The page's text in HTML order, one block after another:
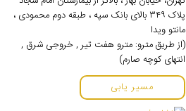
پلاک ۳۴۹ بالای بانک سپه ، طبقه دوم محمودی ،
مانتو ویدا
(از طریق مترو: مترو هفت تیر , خروجی شرق ,
انتهای کوچه صارم)
مسیر یابی